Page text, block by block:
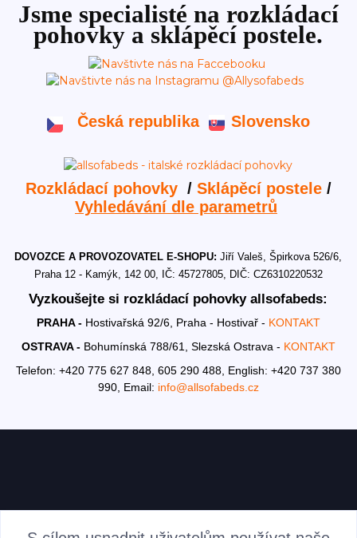
Jsme specialisté na rozkládací
pohovky a sklápěcí postele.
Česká republika Slovensko
Rozkládací pohovky / Sklápěcí postele/
Vyhledávání dle parametrů
DOVOZCE A PROVOZOVATEL E-SHOPU:Jiří Valeš, Špirkova 526/6,
Praha 12 - Kamýk, 142 00, IČ: 45727805, DIČ: CZ6310220532
Vyzkoušejte si rozkládací pohovky allsofabeds:
PRAHA - Hostivařská 92/6, Praha - Hostivař - KONTAKT
OSTRAVA - Bohumínská 788/61, Slezská Ostrava - KONTAKT
Telefon: +420 775 627 848, 605 290 488, English: +420 737 380
990, Email: info@allsofabeds.cz
AKTUALITY